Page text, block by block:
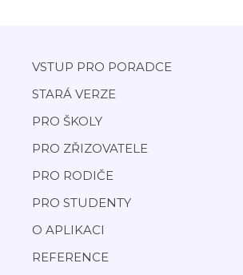
VSTUP PRO PORADCE
STARÁ VERZE
PRO ŠKOLY
PRO ZŘIZOVATELE
PRO RODIČE
PRO STUDENTY
O APLIKACI
REFERENCE